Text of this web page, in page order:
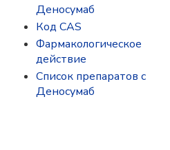
Деносумаб
Код CAS
Фармакологическое
действие
Список препаратов с
Деносумаб